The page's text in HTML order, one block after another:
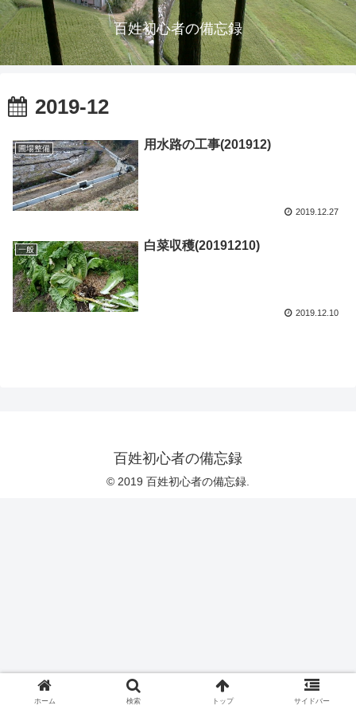
百姓初心者の備忘録
2019-12
圃場整備 用水路の工事(201912)
2019.12.27
一般 白菜収穫(20191210)
2019.12.10
百姓初心者の備忘録
© 2019 百姓初心者の備忘録.
ホーム 検索 トップ サイドバー